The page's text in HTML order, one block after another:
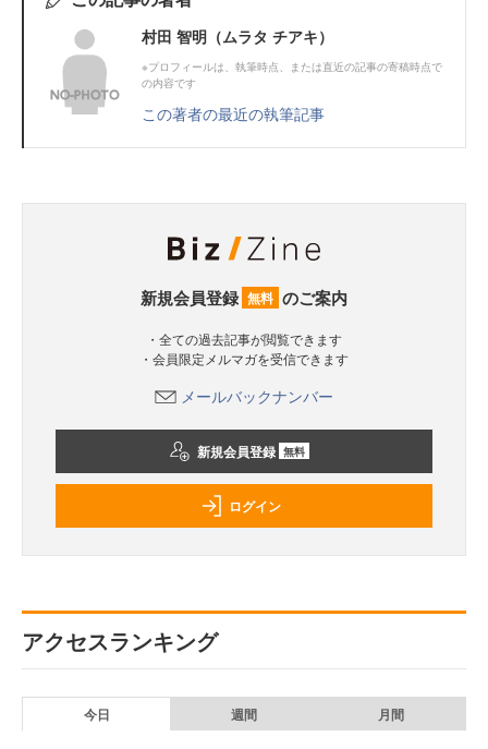
村田 智明（ムラタ チアキ）
※プロフィールは、執筆時点、または直近の記事の寄稿時点で
の内容です
この著者の最近の執筆記事
新規会員登録 無料 のご案内
・全ての過去記事が閲覧できます
・会員限定メルマガを受信できます
メールバックナンバー
新規会員登録 無料
ログイン
アクセスランキング
今日 週間 月間